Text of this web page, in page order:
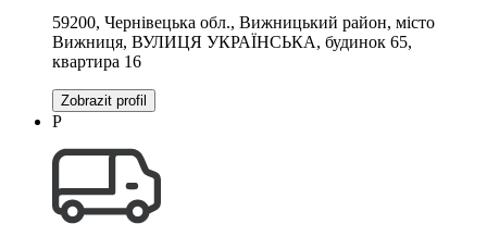
59200, Чернівецька обл., Вижницький район, місто
Вижниця, ВУЛИЦЯ УКРАЇНСЬКА, будинок 65,
квартира 16
Zobrazit profil
Р